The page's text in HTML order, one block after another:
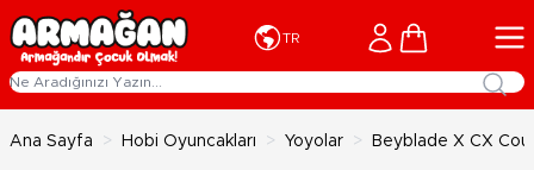
İçeriğe geç
TR Cart
Ana Sayfa > Hobi Oyuncakları > Yoyolar > Beyblade X CX